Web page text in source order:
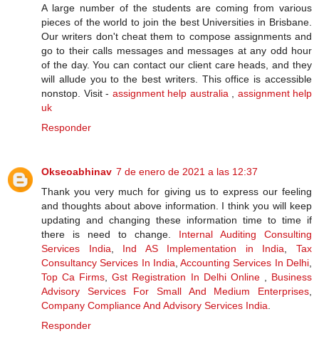
A large number of the students are coming from various
pieces of the world to join the best Universities in Brisbane.
Our writers don't cheat them to compose assignments and
go to their calls messages and messages at any odd hour
of the day. You can contact our client care heads, and they
will allude you to the best writers. This office is accessible
nonstop. Visit - assignment help australia
assignment help
uk
Responder
Okseoabhinav 7 de enero de 2021 a las 12:37
Thank you very much for giving us to express our feeling
and thoughts about above information. I think you will keep
updating and changing these information time to time if
there is need to change. Internal Auditing Consulting
Services India
Ind AS Implementation in India ,Tax
Consultancy Services In India ,Accounting Services In Delhi
Top Ca Firms ,Gst Registration In Delhi Online
Business
Advisory Services For Small And Medium Enterprises
Company Compliance And Advisory Services India
Responder